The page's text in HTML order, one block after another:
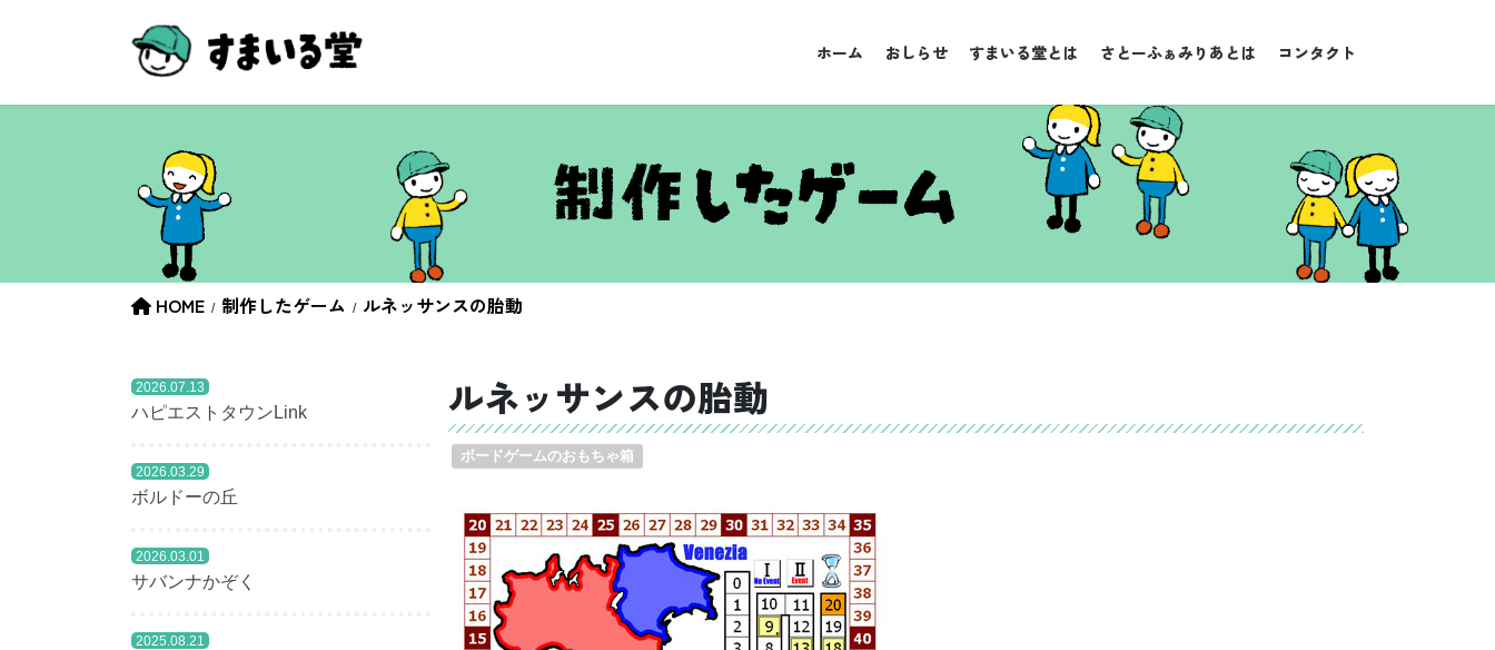
ホーム おしらせ すまいる堂とは さとーふぁみりあとは コンタクト
HOME 制作したゲーム ルネッサンスの胎動
ルネッサンスの胎動
ボードゲームのおもちゃ箱
2026.07.13
ハピエストタウンLink
2026.03.29
ボルドーの丘
2026.03.01
サバンナかぞく
2025.08.21